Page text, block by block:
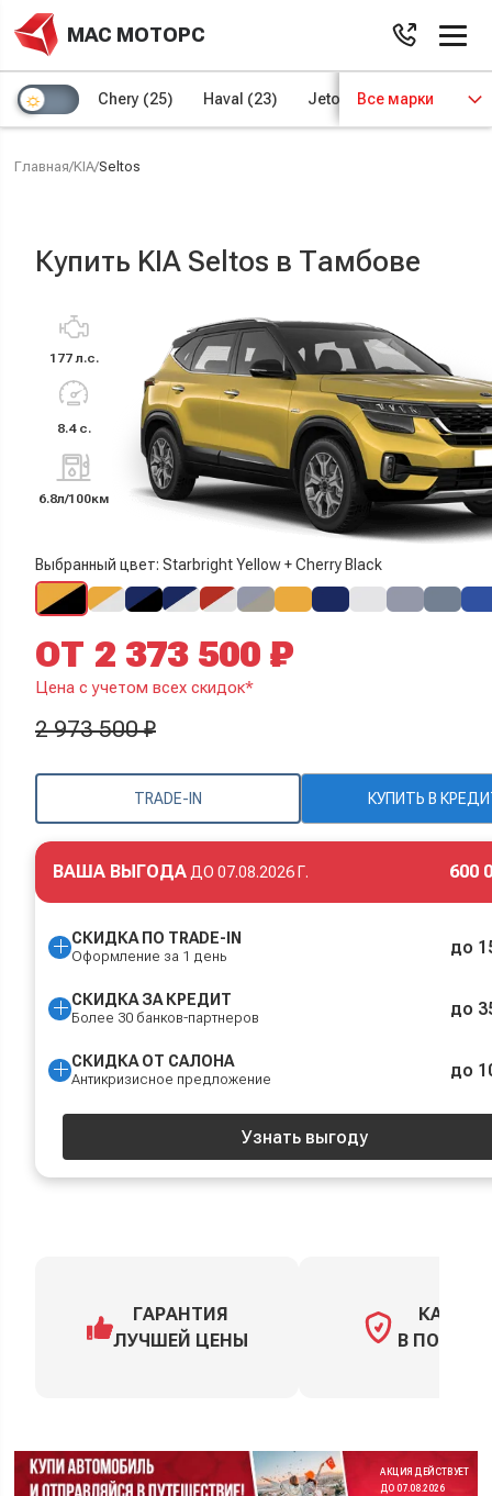
МАС МОТОРС
Chery (25) Haval (23) Jetour (8) Kaiyi (4)
Все марки
Главная/KIA/Seltos
Купить KIA Seltos в Тамбове
177 л.с.
8.4 с.
6.8л/100км
Выбранный цвет: Starbright Yellow + Cherry Black
TRADE-IN КУПИТЬ В
ОТ 2 373 500 ₽
Цена с учетом всех скидок*
2 973 500 ₽
ВАША ВЫГОДА ДО 07.08.2026 Г. 600
СКИДКА ПО TRADE-IN
Оформление за 1 день до
СКИДКА ЗА КРЕДИТ
Более 30 банков-партнеров до
СКИДКА ОТ САЛОНА
Антикризисное предложение до
Узнать выгоду
ГАРАНТИЯ
ЛУЧШЕЙ ЦЕНЫ
КАСКО
В
АКЦИЯ ДЕЙСТВУЕТ
ДО 07.08.2026